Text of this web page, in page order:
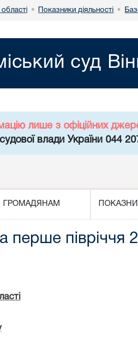
• Показники діяльності •
суд
лише з офіційних
влади України 044
ГРОМАДЯНАМ
перше